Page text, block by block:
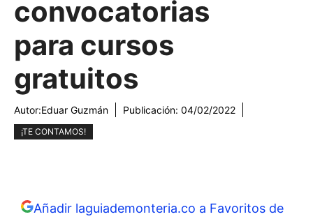
convocatorias
para cursos
gratuitos
Autor:Eduar Guzmán Publicación: 04/02/2022
¡TE CONTAMOS!
Añadir laguiademonteria.co a Favoritos de